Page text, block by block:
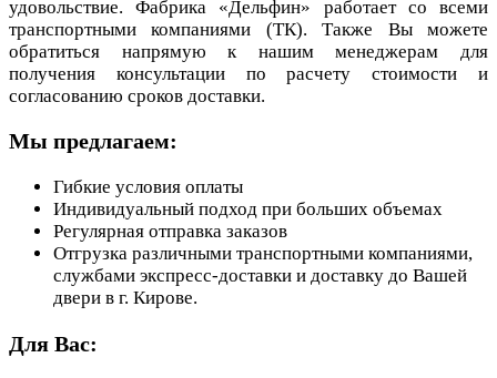
удовольствие. Фабрика «Дельфин» работает со всеми
транспортными компаниями (ТК). Также Вы можете
обратиться напрямую к нашим менеджерам для
получения консультации по расчету стоимости и
согласованию сроков доставки.
Мы предлагаем:
Гибкие условия оплаты
Индивидуальный подход при больших объемах
Регулярная отправка заказов
Отгрузка различными транспортными компаниями,
службами экспресс-доставки и доставку до Вашей
двери в г. Кирове.
Для Вас: